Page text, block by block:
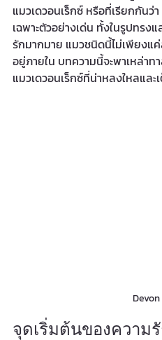
แมวเดวอนเร็กซ์ หรือที่เรียกกันว่
เฉพาะตัวอย่างเด่น ทั้งในรูปทร
รักมากมาย แมวชนิดนี้ไม่เพียงแ
อยู่ภายใน บทความนี้จะพาเหล่าท
แมวเดวอนเร็กซ์ที่น่าหลงใหลและ
Devon
จุดเริ่มต้นของความ